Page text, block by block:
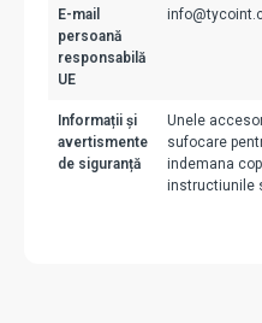
E-mail
persoană
responsabilă
UE
Informații și
avertismente
de siguranță
Unele
sufocare
indemana
instructiunile